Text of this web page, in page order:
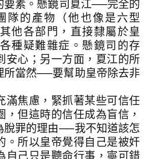
要素。懸鏡司夏江──完全的
隊的產物（他也像是六型
他各部門，直接隸屬於皇
種疑難雜症。懸鏡司的存
安心；另一方面，夏江的所
所當然──要幫助皇帝除去非
滿焦慮，緊抓著某些可信任
但這時的信任成為盲信，
脫罪的理由──我不知道該怎
。所以皇帝覺得自己是被奸
自己只是聽命行事，寧可錯